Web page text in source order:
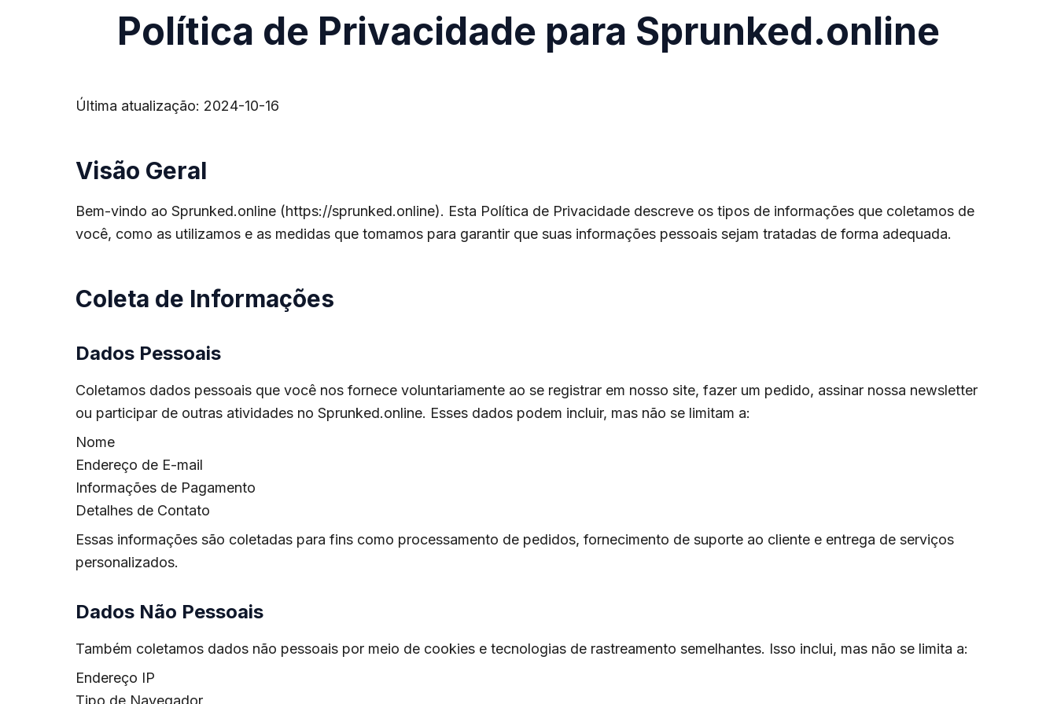
Política de Privacidade para Sprunked.online
Última atualização: 2024-10-16
Visão Geral
Bem-vindo ao Sprunked.online (https://sprunked.online). Esta Política de Privacidade descreve os tipos de informações que coletamos de
você, como as utilizamos e as medidas que tomamos para garantir que suas informações pessoais sejam tratadas de forma adequada.
Coleta de Informações
Dados Pessoais
Coletamos dados pessoais que você nos fornece voluntariamente ao se registrar em nosso site, fazer um pedido, assinar nossa newsletter
ou participar de outras atividades no Sprunked.online. Esses dados podem incluir, mas não se limitam a:
Nome
Endereço de E-mail
Informações de Pagamento
Detalhes de Contato
Essas informações são coletadas para fins como processamento de pedidos, fornecimento de suporte ao cliente e entrega de serviços
personalizados.
Dados Não Pessoais
Também coletamos dados não pessoais por meio de cookies e tecnologias de rastreamento semelhantes. Isso inclui, mas não se limita a:
Endereço IP
Tipo de Navegador